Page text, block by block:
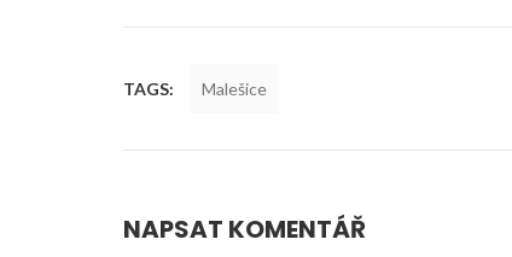
TAGS: Malešice
NAPSAT KOMENTÁŘ